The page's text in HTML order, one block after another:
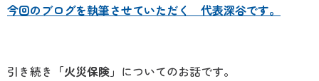
今回のブログを執筆させていただく 代表深谷です。
引き続き 「火災保険」 についてのお話です。